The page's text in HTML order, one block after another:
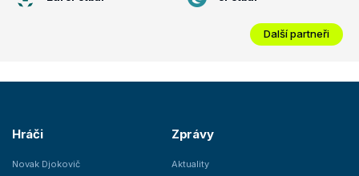
Další partneři
Hráči
Novak Djokovič
Zprávy
Aktuality